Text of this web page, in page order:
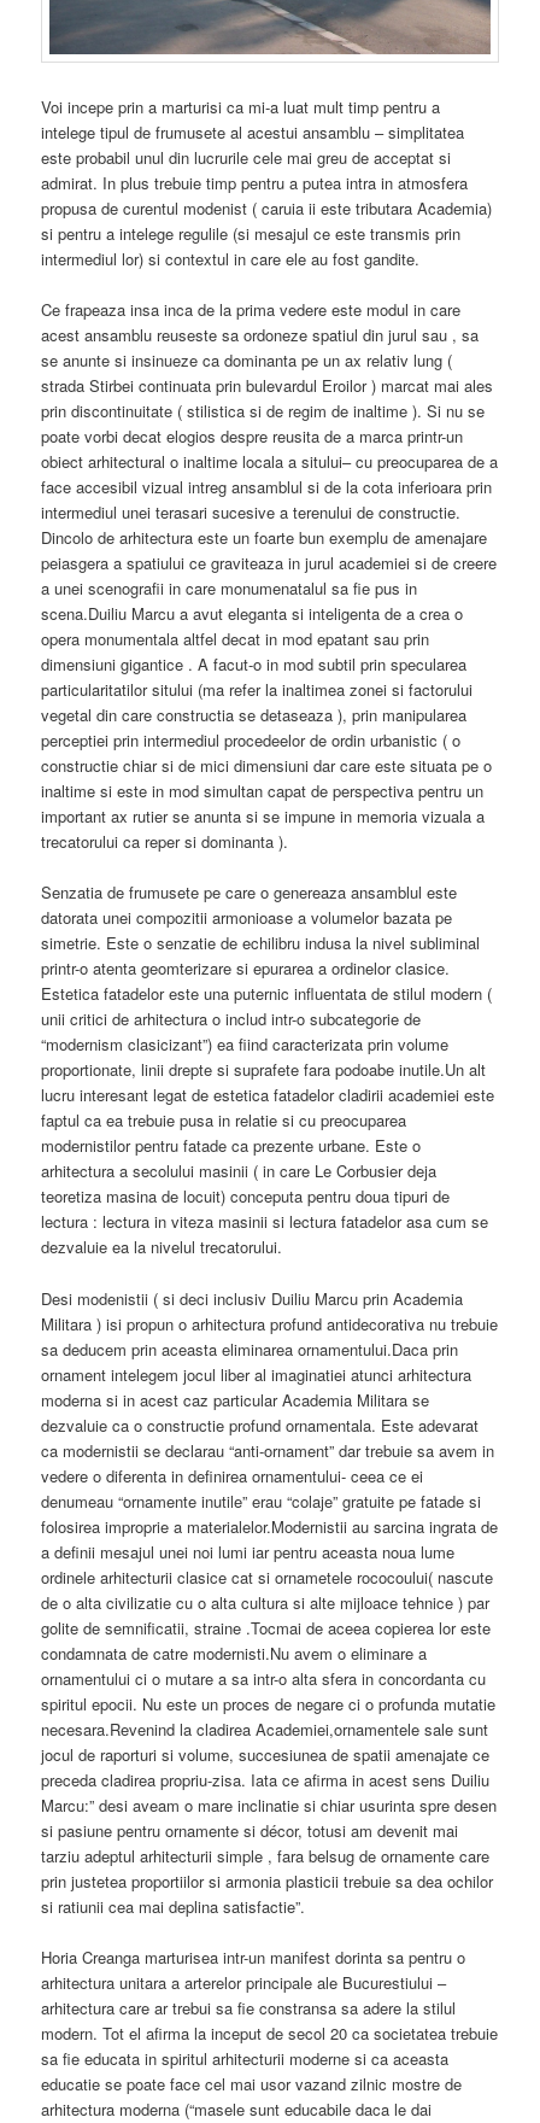
Voi incepe prin a marturisi ca mi-a luat mult timp pentru a
intelege tipul de frumusete al acestui ansamblu – simplitatea
este probabil unul din lucrurile cele mai greu de acceptat si
admirat. In plus trebuie timp pentru a putea intra in atmosfera
propusa de curentul modenist ( caruia ii este tributara Academia)
si pentru a intelege regulile (si mesajul ce este transmis prin
intermediul lor) si contextul in care ele au fost gandite.
Ce frapeaza insa inca de la prima vedere este modul in care
acest ansamblu reuseste sa ordoneze spatiul din jurul sau , sa
se anunte si insinueze ca dominanta pe un ax relativ lung (
strada Stirbei continuata prin bulevardul Eroilor ) marcat mai ales
prin discontinuitate ( stilistica si de regim de inaltime ). Si nu se
poate vorbi decat elogios despre reusita de a marca printr-un
obiect arhitectural o inaltime locala a sitului– cu preocuparea de a
face accesibil vizual intreg ansamblul si de la cota inferioara prin
intermediul unei terasari sucesive a terenului de constructie.
Dincolo de arhitectura este un foarte bun exemplu de amenajare
peiasgera a spatiului ce graviteaza in jurul academiei si de creere
a unei scenografii in care monumenatalul sa fie pus in
scena.Duiliu Marcu a avut eleganta si inteligenta de a crea o
opera monumentala altfel decat in mod epatant sau prin
dimensiuni gigantice . A facut-o in mod subtil prin specularea
particularitatilor sitului (ma refer la inaltimea zonei si factorului
vegetal din care constructia se detaseaza ), prin manipularea
perceptiei prin intermediul procedeelor de ordin urbanistic ( o
constructie chiar si de mici dimensiuni dar care este situata pe o
inaltime si este in mod simultan capat de perspectiva pentru un
important ax rutier se anunta si se impune in memoria vizuala a
trecatorului ca reper si dominanta ).
Senzatia de frumusete pe care o genereaza ansamblul este
datorata unei compozitii armonioase a volumelor bazata pe
simetrie. Este o senzatie de echilibru indusa la nivel subliminal
printr-o atenta geomterizare si epurarea a ordinelor clasice.
Estetica fatadelor este una puternic influentata de stilul modern (
unii critici de arhitectura o includ intr-o subcategorie de
“modernism clasicizant”) ea fiind caracterizata prin volume
proportionate, linii drepte si suprafete fara podoabe inutile.Un alt
lucru interesant legat de estetica fatadelor cladirii academiei este
faptul ca ea trebuie pusa in relatie si cu preocuparea
modernistilor pentru fatade ca prezente urbane. Este o
arhitectura a secolului masinii ( in care Le Corbusier deja
teoretiza masina de locuit) conceputa pentru doua tipuri de
lectura : lectura in viteza masinii si lectura fatadelor asa cum se
dezvaluie ea la nivelul trecatorului.
Desi modenistii ( si deci inclusiv Duiliu Marcu prin Academia
Militara ) isi propun o arhitectura profund antidecorativa nu trebuie
sa deducem prin aceasta eliminarea ornamentului.Daca prin
ornament intelegem jocul liber al imaginatiei atunci arhitectura
moderna si in acest caz particular Academia Militara se
dezvaluie ca o constructie profund ornamentala. Este adevarat
ca modernistii se declarau “anti-ornament” dar trebuie sa avem in
vedere o diferenta in definirea ornamentului- ceea ce ei
denumeau “ornamente inutile” erau “colaje” gratuite pe fatade si
folosirea improprie a materialelor.Modernistii au sarcina ingrata de
a definii mesajul unei noi lumi iar pentru aceasta noua lume
ordinele arhitecturii clasice cat si ornametele rococoului( nascute
de o alta civilizatie cu o alta cultura si alte mijloace tehnice ) par
golite de semnificatii, straine .Tocmai de aceea copierea lor este
condamnata de catre modernisti.Nu avem o eliminare a
ornamentului ci o mutare a sa intr-o alta sfera in concordanta cu
spiritul epocii. Nu este un proces de negare ci o profunda mutatie
necesara.Revenind la cladirea Academiei,ornamentele sale sunt
jocul de raporturi si volume, succesiunea de spatii amenajate ce
preceda cladirea propriu-zisa. Iata ce afirma in acest sens Duiliu
Marcu:” desi aveam o mare inclinatie si chiar usurinta spre desen
si pasiune pentru ornamente si décor, totusi am devenit mai
tarziu adeptul arhitecturii simple , fara belsug de ornamente care
prin justetea proportiilor si armonia plasticii trebuie sa dea ochilor
si ratiunii cea mai deplina satisfactie”.
Horia Creanga marturisea intr-un manifest dorinta sa pentru o
arhitectura unitara a arterelor principale ale Bucurestiului –
arhitectura care ar trebui sa fie constransa sa adere la stilul
modern. Tot el afirma la inceput de secol 20 ca societatea trebuie
sa fie educata in spiritul arhitecturii moderne si ca aceasta
educatie se poate face cel mai usor vazand zilnic mostre de
arhitectura moderna (“masele sunt educabile daca le dai